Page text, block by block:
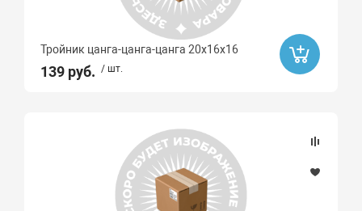
Тройник цанга-цанга-цанга 20x16x16
139 руб. / шт.